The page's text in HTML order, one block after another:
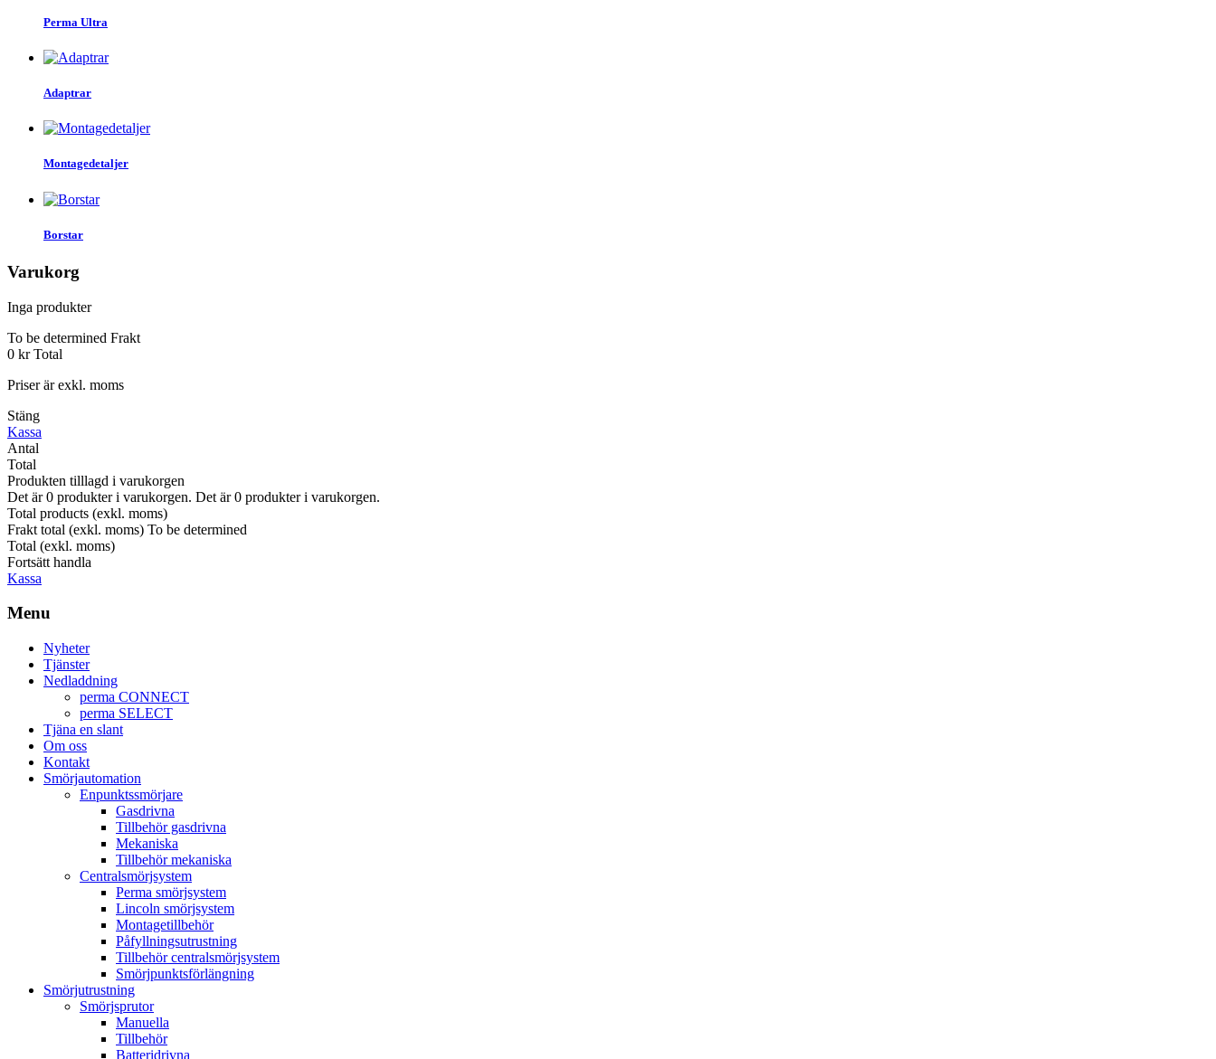
Perma Ultra
Adaptrar
Montagedetaljer
Borstar
Varukorg
Inga produkter
To be determined Frakt
0 kr Total
Priser är exkl. moms
Stäng
Kassa
Antal
Total
Produkten tilllagd i varukorgen
Det är0 produkter i varukorgen. Det är0 produkter i varukorgen.
Total products (exkl. moms)
Frakt total (exkl. moms) To be determined
Total (exkl. moms)
Fortsätt handla
Kassa
Menu
Nyheter
Tjänster
Nedladdning
perma CONNECT
perma SELECT
Tjäna en slant
Om oss
Kontakt
Smörjautomation
Enpunktssmörjare
Gasdrivna
Tillbehör gasdrivna
Mekaniska
Tillbehör mekaniska
Centralsmörjsystem
Perma smörjsystem
Lincoln smörjsystem
Montagetillbehör
Påfyllningsutrustning
Tillbehör centralsmörjsystem
Smörjpunktsförlängning
Smörjutrustning
Smörjsprutor
Manuella
Tillbehör
Batteridrivna